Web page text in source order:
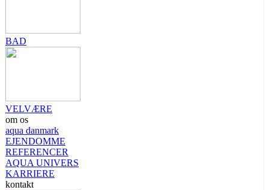
BAD
VELVÆRE
om os
aqua danmark
EJENDOMME
REFERENCER
AQUA UNIVERS
KARRIERE
kontakt